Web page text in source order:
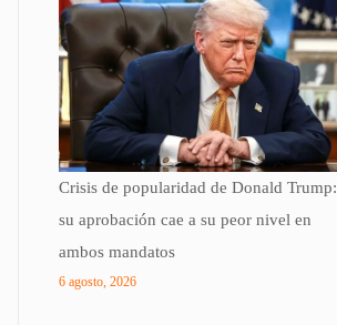
Crisis de popularidad de Donald Trump:
su aprobación cae a su peor nivel en
ambos mandatos
6 agosto, 2026